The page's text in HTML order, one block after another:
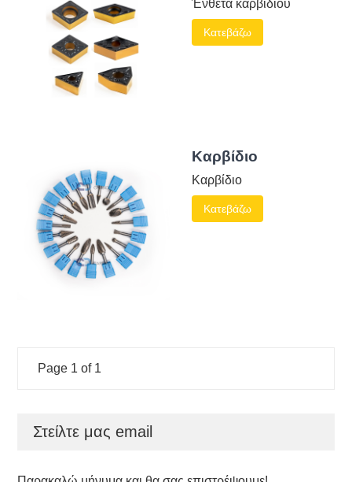
Ένθετα καρβιδίου
Κατεβάζω
Καρβίδιο
Καρβίδιο
Κατεβάζω
Page 1 of 1
Στείλτε μας email